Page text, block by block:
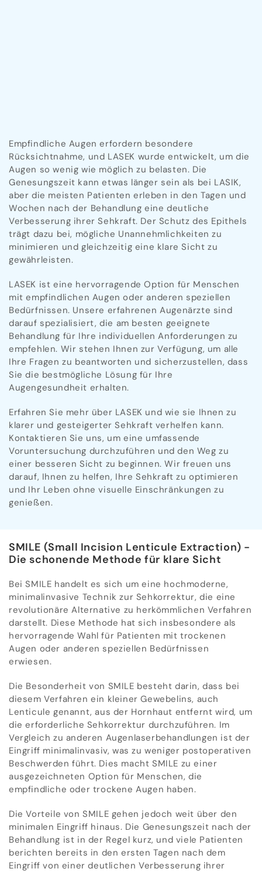
Empfindliche Augen erfordern besondere
Rücksichtnahme, und LASEK wurde entwickelt, um die
Augen so wenig wie möglich zu belasten. Die
Genesungszeit kann etwas länger sein als bei LASIK,
aber die meisten Patienten erleben in den Tagen und
Wochen nach der Behandlung eine deutliche
Verbesserung ihrer Sehkraft. Der Schutz des Epithels
trägt dazu bei, mögliche Unannehmlichkeiten zu
minimieren und gleichzeitig eine klare Sicht zu
gewährleisten.
LASEK ist eine hervorragende Option für Menschen
mit empfindlichen Augen oder anderen speziellen
Bedürfnissen. Unsere erfahrenen Augenärzte sind
darauf spezialisiert, die am besten geeignete
Behandlung für Ihre individuellen Anforderungen zu
empfehlen. Wir stehen Ihnen zur Verfügung, um alle
Ihre Fragen zu beantworten und sicherzustellen, dass
Sie die bestmögliche Lösung für Ihre
Augengesundheit erhalten.
Erfahren Sie mehr über LASEK und wie sie Ihnen zu
klarer und gesteigerter Sehkraft verhelfen kann.
Kontaktieren Sie uns, um eine umfassende
Voruntersuchung durchzuführen und den Weg zu
einer besseren Sicht zu beginnen. Wir freuen uns
darauf, Ihnen zu helfen, Ihre Sehkraft zu optimieren
und Ihr Leben ohne visuelle Einschränkungen zu
genießen.
SMILE (Small Incision Lenticule Extraction) -
Die schonende Methode für klare Sicht
Bei SMILE handelt es sich um eine hochmoderne,
minimalinvasive Technik zur Sehkorrektur, die eine
revolutionäre Alternative zu herkömmlichen Verfahren
darstellt. Diese Methode hat sich insbesondere als
hervorragende Wahl für Patienten mit trockenen
Augen oder anderen speziellen Bedürfnissen
erwiesen.
Die Besonderheit von SMILE besteht darin, dass bei
diesem Verfahren ein kleiner Gewebelins, auch
Lenticule genannt, aus der Hornhaut entfernt wird, um
die erforderliche Sehkorrektur durchzuführen. Im
Vergleich zu anderen Augenlaserbehandlungen ist der
Eingriff minimalinvasiv, was zu weniger postoperativen
Beschwerden führt. Dies macht SMILE zu einer
ausgezeichneten Option für Menschen, die
empfindliche oder trockene Augen haben.
Die Vorteile von SMILE gehen jedoch weit über den
minimalen Eingriff hinaus. Die Genesungszeit nach der
Behandlung ist in der Regel kurz, und viele Patienten
berichten bereits in den ersten Tagen nach dem
Eingriff von einer deutlichen Verbesserung ihrer